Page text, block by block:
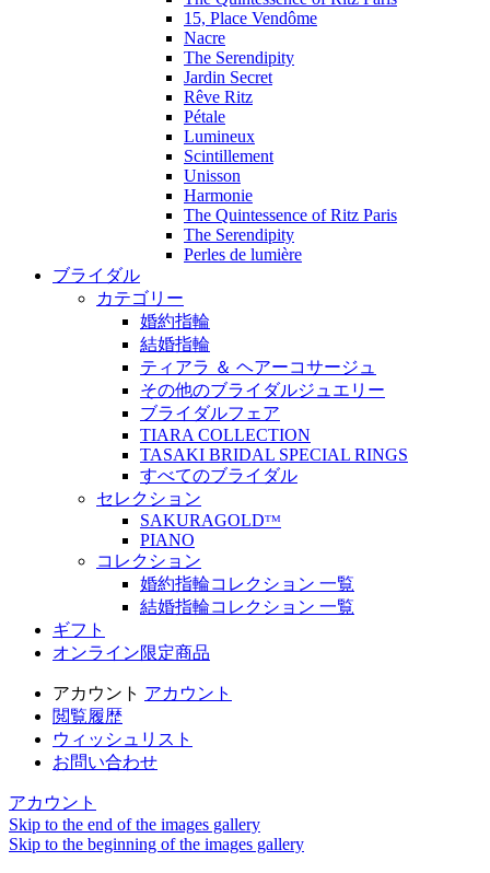
15, Place Vendôme
Nacre
The Serendipity
Jardin Secret
Rêve Ritz
Pétale
Lumineux
Scintillement
Unisson
Harmonie
The Quintessence of Ritz Paris
The Serendipity
Perles de lumière
ブライダル
カテゴリー
婚約指輪
結婚指輪
ティアラ ＆ ヘアーコサージュ
その他のブライダルジュエリー
ブライダルフェア
TIARA COLLECTION
TASAKI BRIDAL SPECIAL RINGS
すべてのブライダル
セレクション
SAKURAGOLDᵀᴹ
PIANO
コレクション
婚約指輪コレクション 一覧
結婚指輪コレクション 一覧
ギフト
オンライン限定商品
アカウント アカウント
閲覧履歴
ウィッシュリスト
お問い合わせ
アカウント
Skip to the end of the images gallery
Skip to the beginning of the images gallery